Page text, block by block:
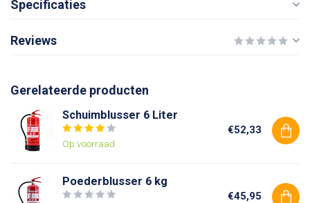
Specificaties
Reviews
Gerelateerde producten
Schuimblusser 6 Liter
Op voorraad
€52,33
Poederblusser 6 kg
€45,95